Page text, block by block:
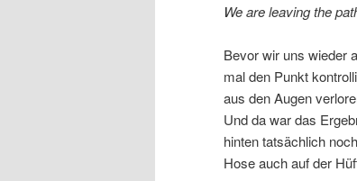
We are leaving the
Bevor wir uns wieder
mal den Punkt
aus den Augen
Und da war das
hinten tatsächlich
Hose auch auf der